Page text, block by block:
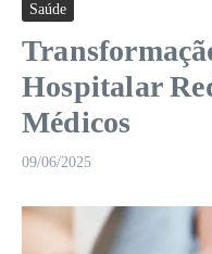
Saúde
Hospitalar
Médicos
09/06/2025